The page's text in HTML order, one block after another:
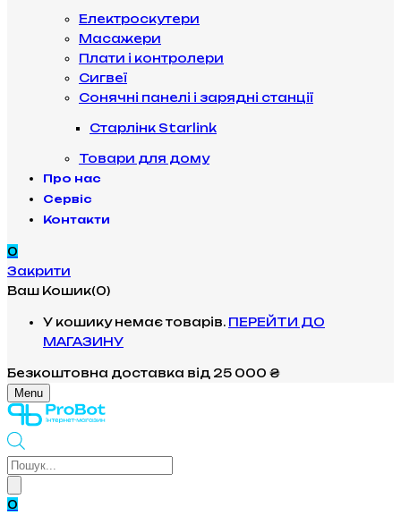
Електроскутери
Масажери
Плати і контролери
Сигвеї
Сонячні панелі і зарядні станції
Старлінк Starlink
Товари для дому
Про нас
Сервіс
Контакти
0
Закрити
Ваш Кошик(0)
У кошику немає товарів. ПЕРЕЙТИ ДО
МАГАЗИНУ
Безкоштовна доставка від 25 000 ₴
Menu
Products
0